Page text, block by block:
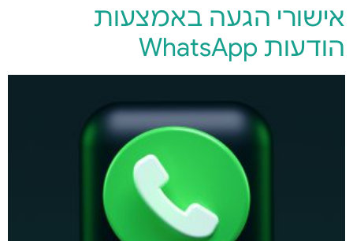
אישורי הגעה באמצעות
הודעות WhatsApp